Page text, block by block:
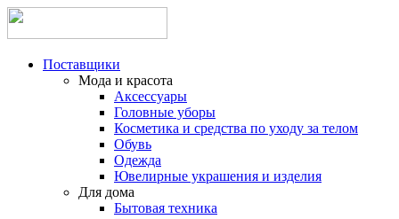
Поставщики
Мода и красота
Аксессуары
Головные уборы
Косметика и средства по уходу за телом
Обувь
Одежда
Ювелирные украшения и изделия
Для дома
Бытовая техника